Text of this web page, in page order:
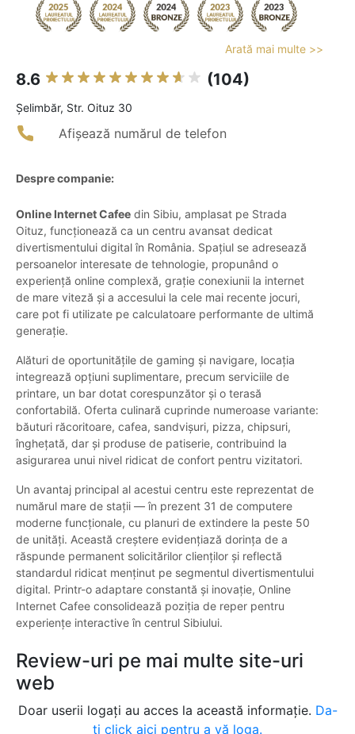
Arată mai multe >>
8.6 (104)
Şelimbăr, Str. Oituz 30
Afișează numărul de telefon
Despre companie:
Online Internet Cafee din Sibiu, amplasat pe Strada
Oituz, funcționează ca un centru avansat dedicat
divertismentului digital în România. Spațiul se adresează
persoanelor interesate de tehnologie, propunând o
experiență online complexă, grație conexiunii la internet
de mare viteză și a accesului la cele mai recente jocuri,
care pot fi utilizate pe calculatoare performante de ultimă
generație.
Alături de oportunitățile de gaming și navigare, locația
integrează opțiuni suplimentare, precum serviciile de
printare, un bar dotat corespunzător și o terasă
confortabilă. Oferta culinară cuprinde numeroase variante:
băuturi răcoritoare, cafea, sandvișuri, pizza, chipsuri,
înghețată, dar și produse de patiserie, contribuind la
asigurarea unui nivel ridicat de confort pentru vizitatori.
Un avantaj principal al acestui centru este reprezentat de
numărul mare de stații — în prezent 31 de computere
moderne funcționale, cu planuri de extindere la peste 50
de unități. Această creștere evidențiază dorința de a
răspunde permanent solicitărilor clienților și reflectă
standardul ridicat menținut pe segmentul divertismentului
digital. Printr-o adaptare constantă și inovație, Online
Internet Cafee consolidează poziția de reper pentru
experiențe interactive în centrul Sibiului.
Review-uri pe mai multe site-uri
web
Doar userii logați au acces la această informație. Da-
ți click aici pentru a vă loga.